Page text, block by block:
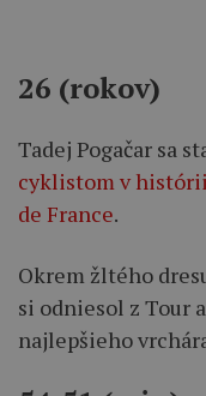
26 (rokov)
Tadej Pogačar sa
cyklistom v
de France.
Okrem žltého
si odniesol z Tour
najlepšieho